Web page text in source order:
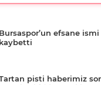
Bursaspor’un efsane ismi
kaybetti
pisti haberimiz